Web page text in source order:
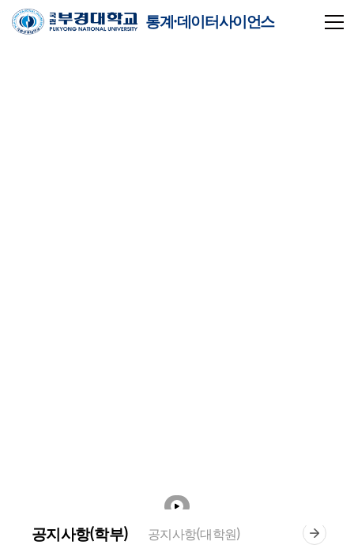
통계·데이터사이언스
공지사항(학부) 공지사항(대학원)